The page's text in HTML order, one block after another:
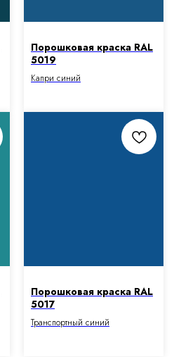
Порошковая краска RAL
5019
Капри синий
Порошковая краска RAL
5017
Транспортный синий